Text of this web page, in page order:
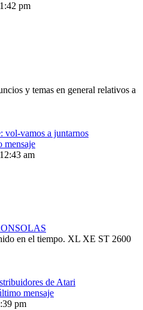
pm
y temas en general relativos a
vol-vamos a juntarnos
mensaje
am
en el tiempo. XL XE ST 2600
de Atari
mensaje
pm